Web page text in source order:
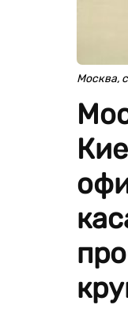
Москва,